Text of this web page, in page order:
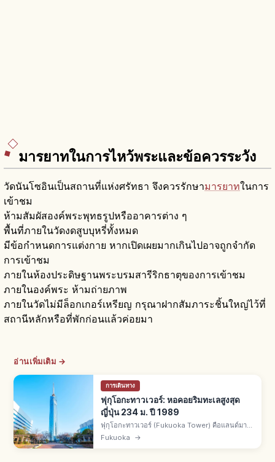
มารยาทในการไหว้พระและข้อควรระวัง
วัดนันโซอินเป็นสถานที่แห่งศรัทธา จึงควรรักษามารยาทในการ
เข้าชม
ห้ามสัมผัสองค์พระพุทธรูปหรืออาคารต่าง ๆ
พื้นที่ภายในวัดงดสูบบุหรี่ทั้งหมด
มีข้อกำหนดการแต่งกาย หากเปิดเผยมากเกินไปอาจถูกจำกัด
การเข้าชม
ภายในห้องประดิษฐานพระบรมสารีริกธาตุของการเข้าชม
ภายในองค์พระ ห้ามถ่ายภาพ
ภายในวัดไม่มีล็อกเกอร์เหรียญ กรุณาฝากสัมภาระชิ้นใหญ่ไว้ที่
สถานีหลักหรือที่พักก่อนแล้วค่อยมา
อ่านเพิ่มเติม →
การเดินทาง
ฟุกุโอกะทาวเวอร์: หอคอยริมทะเลสูงสุด
ญี่ปุ่น 234 ม. ปี 1989
ฟุกุโอกะทาวเวอร์ (Fukuoka Tower) คือแลนด์มาร์
กย่านซีไซด์โมโมจิ เขตซาวาระ ฟุกุโอกะ สูง 234 ม.
Fukuoka →